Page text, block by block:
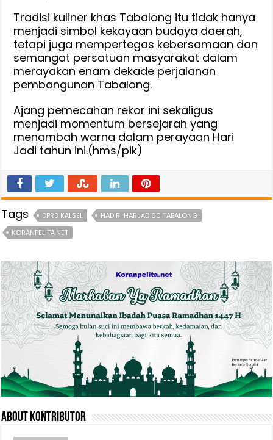
Tradisi kuliner khas Tabalong itu tidak hanya
menjadi simbol kekayaan budaya daerah,
tetapi juga mempertegas kebersamaan dan
semangat persatuan masyarakat dalam
merayakan enam dekade perjalanan
pembangunan Tabalong.
Ajang pemecahan rekor ini sekaligus
menjadi momentum bersejarah yang
menambah warna dalam perayaan Hari
Jadi tahun ini.(hms/pik)
Tags DPRD KALSEL
HADIRI HARJAD 60 TABALONG
KORANPELITA.NET
About Kontributor